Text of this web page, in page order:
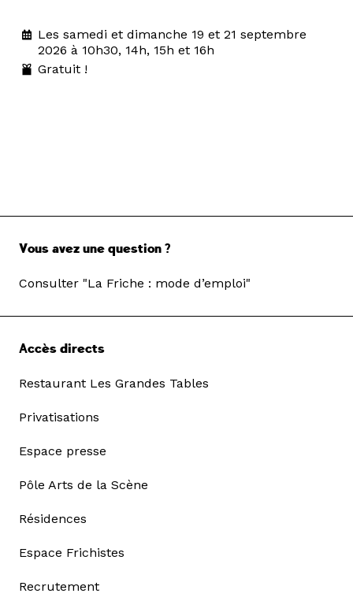
Les samedi et dimanche 19 et 21 septembre
2026 à 10h30, 14h, 15h et 16h
Gratuit !
Vous avez une question ?
Consulter "La Friche : mode d’emploi"
Accès directs
Restaurant Les Grandes Tables
Privatisations
Espace presse
Pôle Arts de la Scène
Résidences
Espace Frichistes
Recrutement